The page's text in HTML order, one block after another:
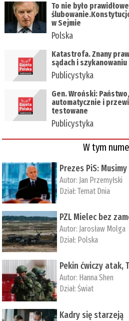
To nie było prawidłowe
w Sejmie
Polska
Katastrofa. Znany
sądach i
Publicystyka
Gen. Wroński:
automatycznie i
testowane
Publicystyka
W tym
Prezes PiS:
Autor: Jan Przemyłski
Dział:Temat Dnia
PZL Mielec bez
Autor: Jarosław Molga
Dział: Polska
Pekin ćwiczy atak,
Autor: ­Hanna Shen
Dział:Świat
Kadry się starzeją